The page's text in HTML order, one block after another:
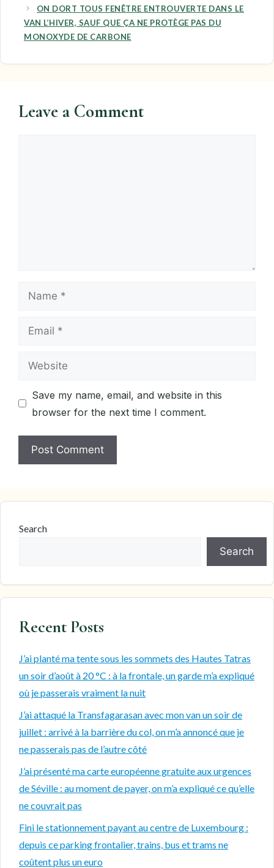
ON DORT TOUS FENÊTRE ENTROUVERTE DANS LE
VAN L’HIVER, SAUF QUE ÇA NE PROTÈGE PAS DU
MONOXYDE DE CARBONE
Leave a Comment
Name
Email
Website
Save my name, email, and website in this
browser for the next time I comment.
Search
Search
Recent Posts
J’ai planté ma tente sous les sommets des Hautes Tatras
un soir d’août à 20 °C : à la frontale, un garde m’a expliqué
où je passerais vraiment la nuit
J’ai attaqué la Transfagarasan avec mon van un soir de
juillet : arrivé à la barrière du col, on m’a annoncé que je
ne passerais pas de l’autre côté
J’ai présenté ma carte européenne gratuite aux urgences
de Séville : au moment de payer, on m’a expliqué ce qu’elle
ne couvrait pas
Fini le stationnement payant au centre de Luxembourg :
depuis ce parking frontalier, trains, bus et trams ne
coûtent plus un euro